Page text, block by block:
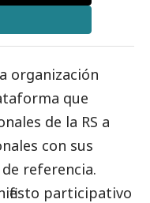
organización
que
de la RS a
con sus
referencia.
participativo